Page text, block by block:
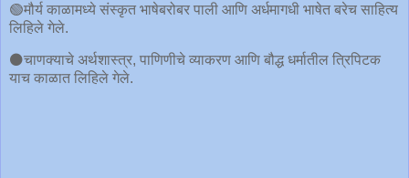
🟢मौर्य काळामध्ये संस्कृत भाषेबरोबर पाली आणि अर्धमागधी भाषेत बरेच साहित्य
लिहिले गेले.
⚫️चाणक्याचे अर्थशास्त्र, पाणिणीचे व्याकरण आणि बौद्ध धर्मातील त्रिपिटक
याच काळात लिहिले गेले.